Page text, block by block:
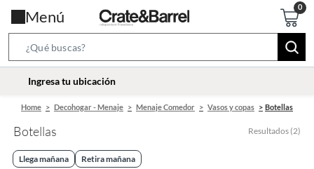
Menú
Bar
location-
Ingresa tu ubicación
Home Decohogar - Menaje Menaje Comedor Vasos y copas Botellas
Botellas Resultados (2)
Llega mañana Retira mañana